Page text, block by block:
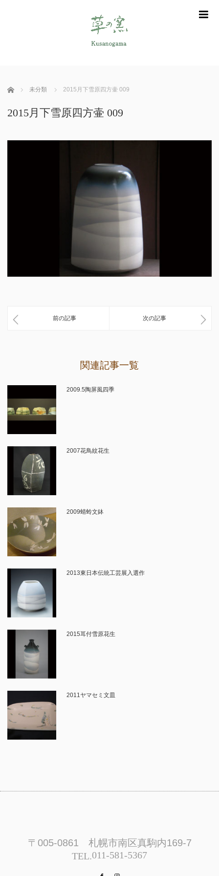
ホーム 未分類 2015月下雪原四方壷 009
2015月下雪原四方壷 009
前の記事 次の記事
関連記事一覧
2009.5陶屏風四季
2007花鳥紋花生
2009蜻蛉文鉢
2013東日本伝統工芸展入選作
2015耳付雪原花生
2011ヤマセミ文皿
〒005-0861 札幌市南区真駒内169-7
TEL.011-581-5367